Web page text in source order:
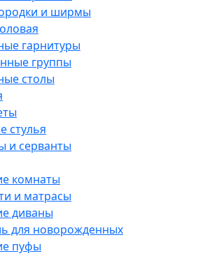
и ширмы
гарнитуры
группы
столы
стулья
и серванты
комнаты
и матрасы
диваны
для новорожденных
пуфы